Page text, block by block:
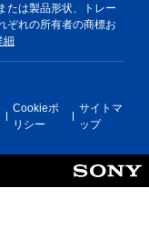
たは製品形状、トレー
ぞれの所有者の商標お
細
Cookieポ
リシー
サイトマ
ップ